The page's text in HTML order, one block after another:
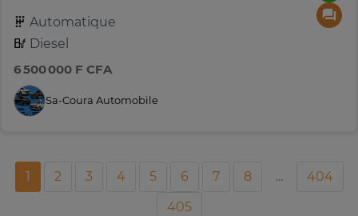
Automatique
Diesel
6 500 000 F CFA
Sa-Coura Automobile
1 2 3 4 5 6 7 8 ...
404
405